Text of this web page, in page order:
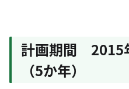
計画期間 2015
（5か年）